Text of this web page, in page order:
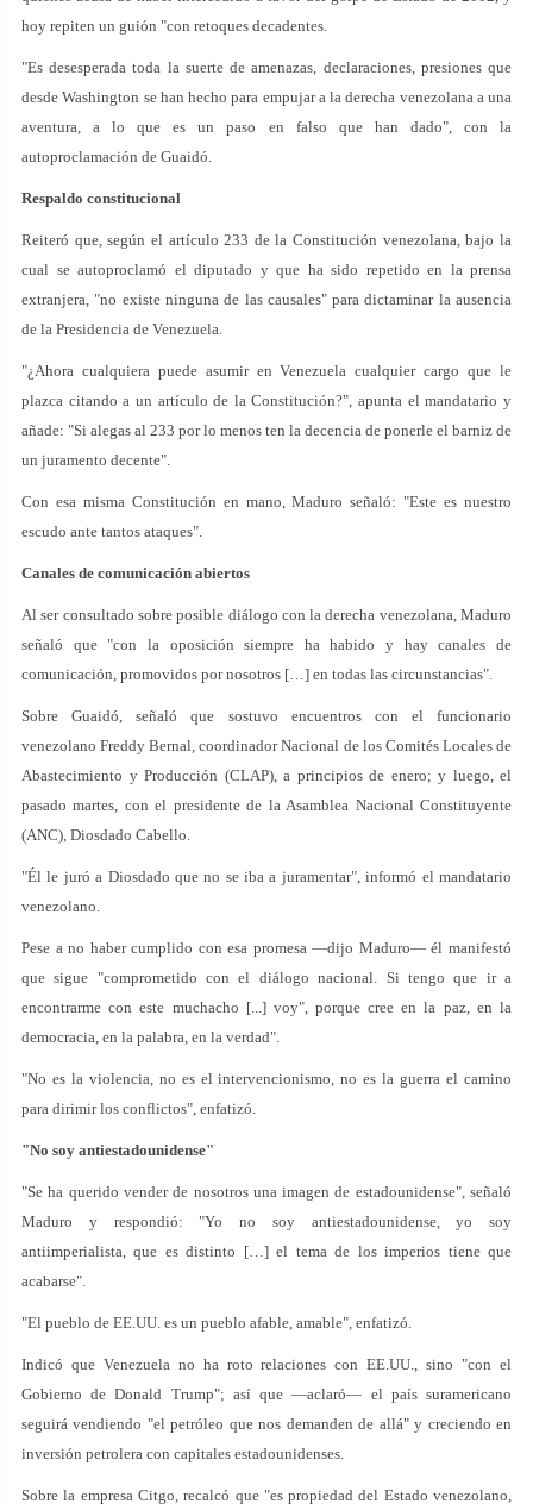
hoy repiten un guión "con retoques decadentes.
"Es desesperada toda la suerte de amenazas, declaraciones, presiones que
desde Washington se han hecho para empujar a la derecha venezolana a una
aventura, a lo que es un paso en falso que han dado", con la
autoproclamación de Guaidó.
Respaldo constitucional
Reiteró que, según el artículo 233 de la Constitución venezolana, bajo la
cual se autoproclamó el diputado y que ha sido repetido en la prensa
extranjera, "no existe ninguna de las causales" para dictaminar la ausencia
de la Presidencia de Venezuela.
"¿Ahora cualquiera puede asumir en Venezuela cualquier cargo que le
plazca citando a un artículo de la Constitución?", apunta el mandatario y
añade: "Si alegas al 233 por lo menos ten la decencia de ponerle el barniz de
un juramento decente".
Con esa misma Constitución en mano, Maduro señaló: "Este es nuestro
escudo ante tantos ataques".
Canales de comunicación abiertos
Al ser consultado sobre posible diálogo con la derecha venezolana, Maduro
señaló que "con la oposición siempre ha habido y hay canales de
comunicación, promovidos por nosotros […] en todas las circunstancias".
Sobre Guaidó, señaló que sostuvo encuentros con el funcionario
venezolano Freddy Bernal, coordinador Nacional de los Comités Locales de
Abastecimiento y Producción (CLAP), a principios de enero; y luego, el
pasado martes, con el presidente de la Asamblea Nacional Constituyente
(ANC), Diosdado Cabello.
"Él le juró a Diosdado que no se iba a juramentar", informó el mandatario
venezolano.
Pese a no haber cumplido con esa promesa —dijo Maduro— él manifestó
que sigue "comprometido con el diálogo nacional. Si tengo que ir a
encontrarme con este muchacho [...] voy", porque cree en la paz, en la
democracia, en la palabra, en la verdad".
"No es la violencia, no es el intervencionismo, no es la guerra el camino
para dirimir los conflictos", enfatizó.
"No soy antiestadounidense"
"Se ha querido vender de nosotros una imagen de estadounidense", señaló
Maduro y respondió: "Yo no soy antiestadounidense, yo soy
antiimperialista, que es distinto […] el tema de los imperios tiene que
acabarse".
"El pueblo de EE.UU. es un pueblo afable, amable", enfatizó.
Indicó que Venezuela no ha roto relaciones con EE.UU., sino "con el
Gobierno de Donald Trump"; así que —aclaró— el país suramericano
seguirá vendiendo "el petróleo que nos demanden de allá" y creciendo en
inversión petrolera con capitales estadounidenses.
Sobre la empresa Citgo, recalcó que "es propiedad del Estado venezolano,